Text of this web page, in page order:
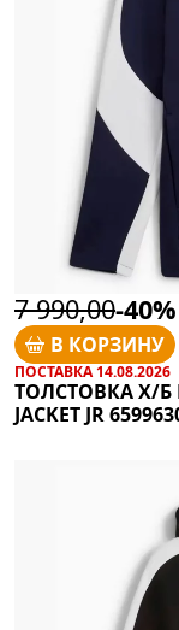
7 990,00-40%
В КОРЗИНУ
ПОСТАВКА 14.08.2026
ТОЛСТОВКА Х/Б
JACKET JR